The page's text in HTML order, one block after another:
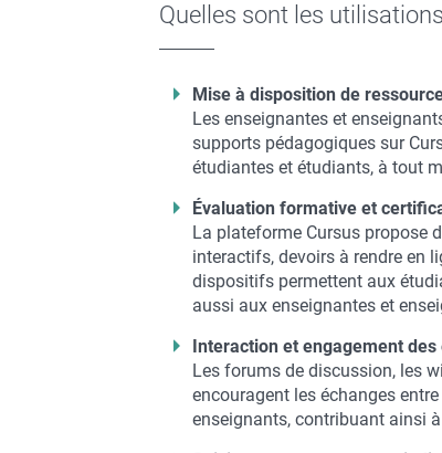
Quelles sont les
Mise à disposition de
Les enseignantes et
supports pédagogiques sur
étudiantes et étudiants, à tout
Évaluation formative et
La plateforme Cursus propose
interactifs, devoirs à rendre en
dispositifs permettent aux
aussi aux enseignantes et
Interaction et engagement
Les forums de discussion, les
encouragent les échanges
enseignants, contribuant ainsi